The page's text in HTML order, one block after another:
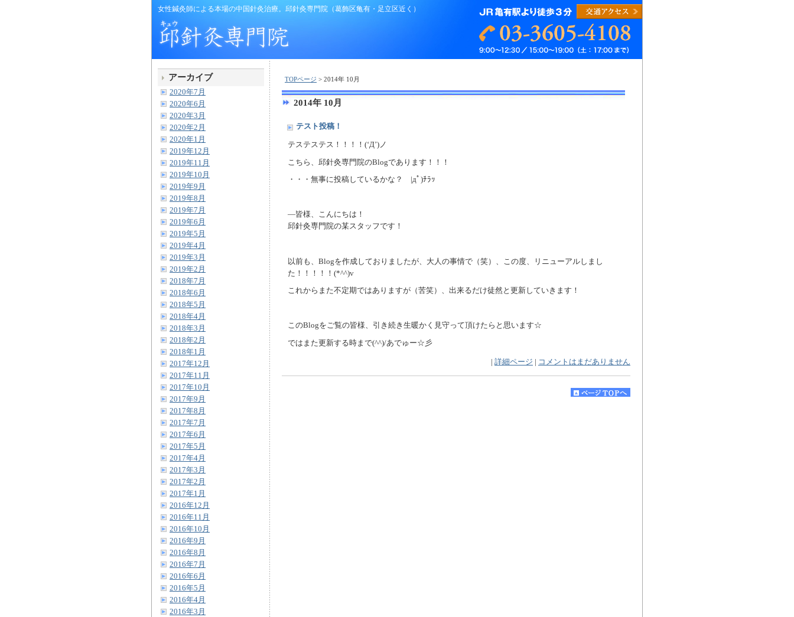
女性鍼灸師による本場の中国針灸治療。邱針灸専門院（葛飾区亀有・足立区近く）
TOPページ > 2014年 10月
2014年 10月
テスト投稿！
テステステス！！！！(‘Д’)ノ
こちら、邱針灸専門院のBlogであります！！！
・・・無事に投稿しているかな？ |дﾟ)ﾁﾗｯ
―皆様、こんにちは！
邱針灸専門院の某スタッフです！
以前も、Blogを作成しておりましたが、大人の事情で（笑）、この度、リニューアルしまし
た！！！！！(*^^)v
これからまた不定期ではありますが（苦笑）、出来るだけ徒然と更新していきます！
このBlogをご覧の皆様、引き続き生暖かく見守って頂けたらと思います☆
ではまた更新する時まで(^^)/あでゅー☆彡
詳細ページ コメントはまだありません
アーカイブ
2020年7月
2020年6月
2020年3月
2020年2月
2020年1月
2019年12月
2019年11月
2019年10月
2019年9月
2019年8月
2019年7月
2019年6月
2019年5月
2019年4月
2019年3月
2019年2月
2018年7月
2018年6月
2018年5月
2018年4月
2018年3月
2018年2月
2018年1月
2017年12月
2017年11月
2017年10月
2017年9月
2017年8月
2017年7月
2017年6月
2017年5月
2017年4月
2017年3月
2017年2月
2017年1月
2016年12月
2016年11月
2016年10月
2016年9月
2016年8月
2016年7月
2016年6月
2016年5月
2016年4月
2016年3月